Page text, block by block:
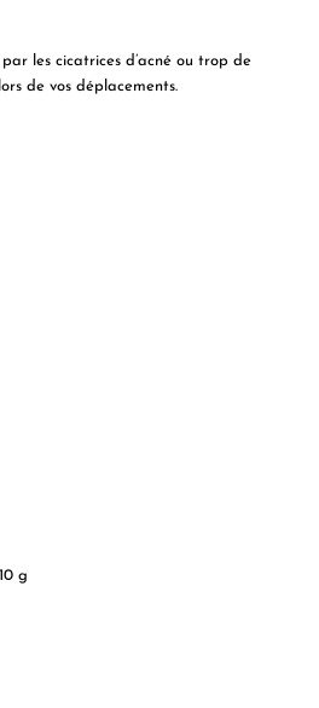
les cicatrices d’acné ou trop de
de vos déplacements.
g